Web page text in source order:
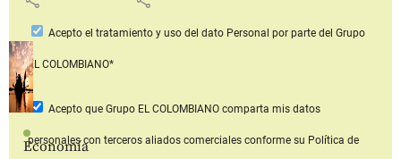
Economía
Acepto el tratamiento y uso del dato Personal por parte del Grupo
EL COLOMBIANO*
Acepto que Grupo EL COLOMBIANOcomparta mis datos
personales con terceros aliados comerciales conforme su Política de